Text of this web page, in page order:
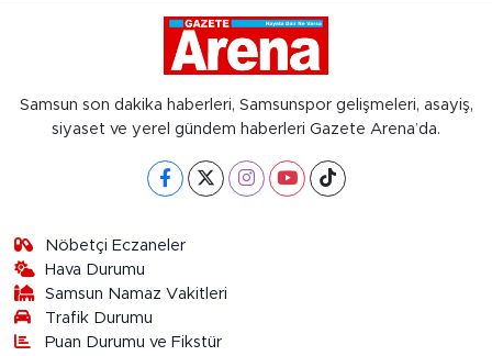
Samsun son dakika haberleri, Samsunspor gelişmeleri, asayiş,
siyaset ve yerel gündem haberleri Gazete Arena’da.
Nöbetçi Eczaneler
Hava Durumu
Samsun Namaz Vakitleri
Trafik Durumu
Puan Durumu ve Fikstür